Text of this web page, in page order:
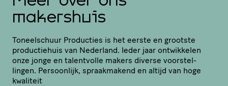
makershuis
Toneel­schuur Producties is het eerste en grootste
produc­tie­huis van Nederland. Ieder jaar ontwikkelen
onze jonge en talentvolle makers diverse voor­stel­
lingen. Persoonlijk, spraak­ma­kend en altijd van hoge
kwaliteit